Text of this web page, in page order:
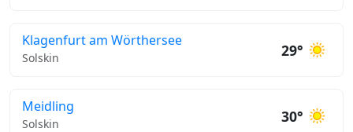
Klagenfurt am Wörthersee
Solskin 29°
Meidling
Solskin 30°